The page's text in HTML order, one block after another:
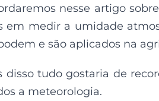
nesse artigo
em medir a umidade
e são aplicados na
disso tudo gostaria de
a meteorologia.